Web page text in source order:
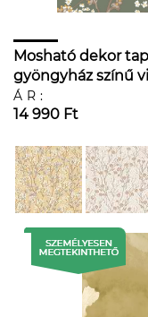
Mosható dekor
gyöngyház színű
ÁR:
14 990 Ft